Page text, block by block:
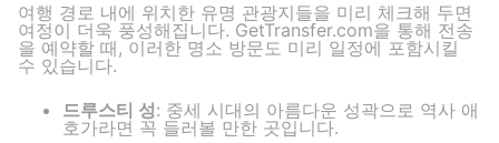
여행 경로 내에 위치한 유명 관광지들을 미리 체크해 두면
여정이 더욱 풍성해집니다. GetTransfer.com을 통해 전송
을 예약할 때, 이러한 명소 방문도 미리 일정에 포함시킬
수 있습니다.
드루스티 성: 중세 시대의 아름다운 성곽으로 역사 애
호가라면 꼭 들러볼 만한 곳입니다.